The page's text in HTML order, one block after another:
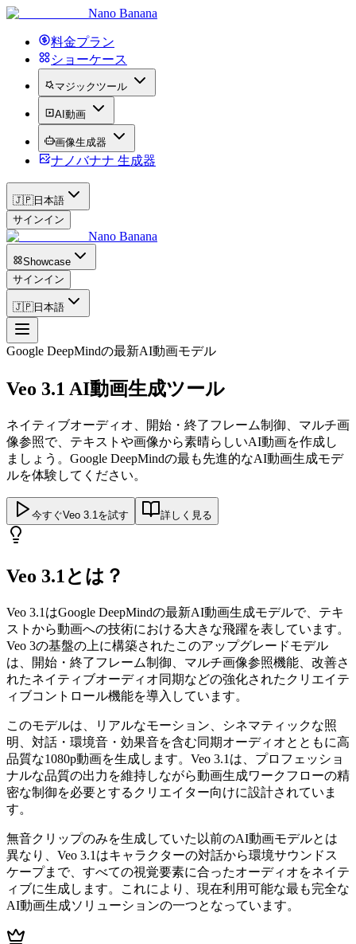
Nano Banana
料金プラン
ショーケース
マジックツール
AI動画
画像生成器
ナノバナナ 生成器
🇯🇵日本語
サインイン
Nano Banana
Showcase
サインイン
🇯🇵日本語
Google DeepMindの最新AI動画モデル
Veo 3.1 AI動画生成ツール
ネイティブオーディオ、開始・終了フレーム制御、マルチ画
像参照で、テキストや画像から素晴らしいAI動画を作成し
ましょう。Google DeepMindの最も先進的なAI動画生成モデ
ルを体験してください。
今すぐVeo 3.1を試す 詳しく見る
Veo 3.1とは？
Veo 3.1はGoogle DeepMindの最新AI動画生成モデルで、テキ
ストから動画への技術における大きな飛躍を表しています。
Veo 3の基盤の上に構築されたこのアップグレードモデル
は、開始・終了フレーム制御、マルチ画像参照機能、改善さ
れたネイティブオーディオ同期などの強化されたクリエイテ
ィブコントロール機能を導入しています。
このモデルは、リアルなモーション、シネマティックな照
明、対話・環境音・効果音を含む同期オーディオとともに高
品質な1080p動画を生成します。Veo 3.1は、プロフェッショ
ナルな品質の出力を維持しながら動画生成ワークフローの精
密な制御を必要とするクリエイター向けに設計されていま
す。
無音クリップのみを生成していた以前のAI動画モデルとは
異なり、Veo 3.1はキャラクターの対話から環境サウンドス
ケープまで、すべての視覚要素に合ったオーディオをネイテ
ィブに生成します。これにより、現在利用可能な最も完全な
AI動画生成ソリューションの一つとなっています。